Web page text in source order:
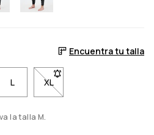
Encuentra tu talla
L XL- Talla XL no disponible.
la talla M.